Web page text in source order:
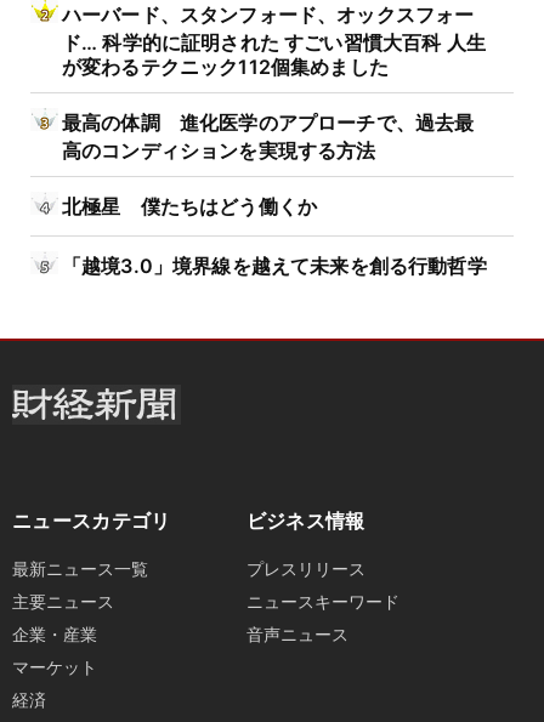
ハーバード、スタンフォード、オックスフォー
ド… 科学的に証明された すごい習慣大百科 人生
が変わるテクニック112個集めました
最高の体調 進化医学のアプローチで、過去最
高のコンディションを実現する方法
北極星 僕たちはどう働くか
「越境3.0」境界線を越えて未来を創る行動哲学
ニュースカテゴリ
最新ニュース一覧
主要ニュース
企業・産業
マーケット
経済
ビジネス情報
プレスリリース
ニュースキーワード
音声ニュース